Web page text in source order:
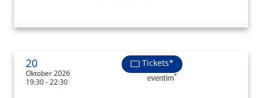
20
Oktober 2026
19:30 - 22:30
Tickets*